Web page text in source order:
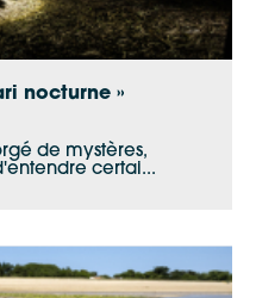
nocturne »
de mystères,
certai...